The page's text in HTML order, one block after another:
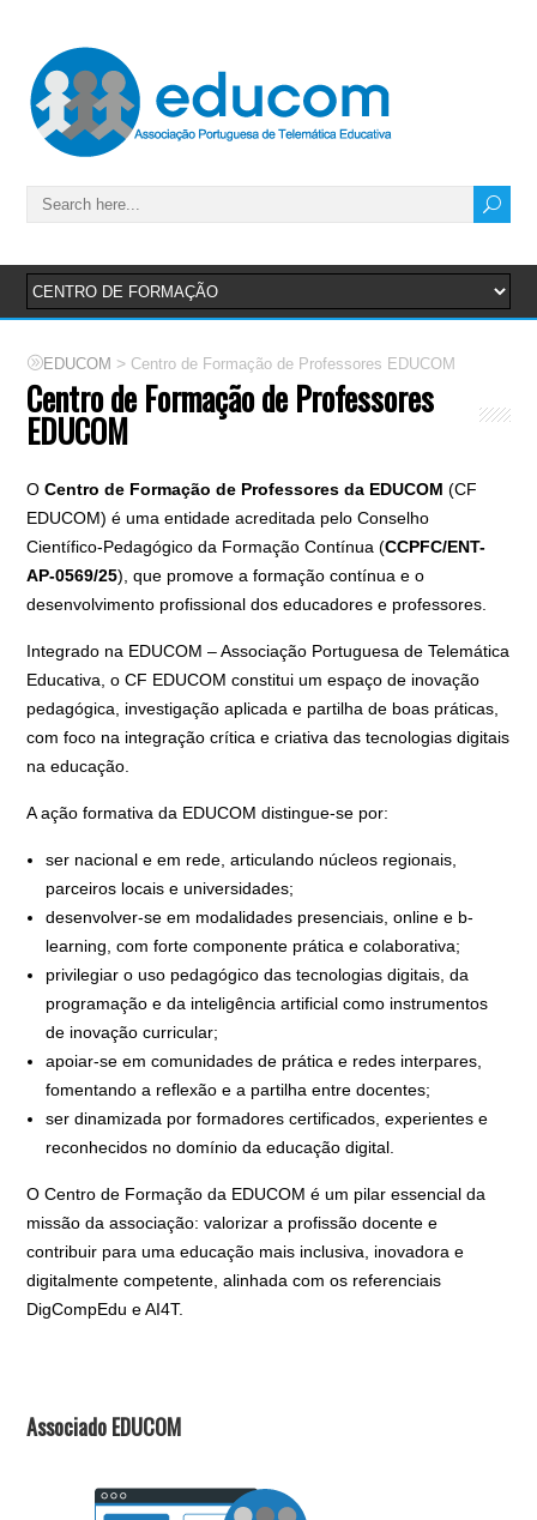
EDUCOM > Centro de Formação de Professores EDUCOM
Centro de Formação de Professores
EDUCOM
OCentro de Formação de Professores da EDUCOM (CF
EDUCOM) é uma entidade acreditada pelo Conselho
Científico-Pedagógico da Formação Contínua (CCPFC/ENT-
AP-0569/25), que promove a formação contínua e o
desenvolvimento profissional dos educadores e professores.
Integrado na EDUCOM – Associação Portuguesa de Telemática
Educativa, o CF EDUCOM constitui um espaço de inovação
pedagógica, investigação aplicada e partilha de boas práticas,
com foco na integração crítica e criativa das tecnologias digitais
na educação.
A ação formativa da EDUCOM distingue-se por:
ser nacional e em rede, articulando núcleos regionais,
parceiros locais e universidades;
desenvolver-se em modalidades presenciais, online e b-
learning, com forte componente prática e colaborativa;
privilegiar o uso pedagógico das tecnologias digitais, da
programação e da inteligência artificial como instrumentos
de inovação curricular;
apoiar-se em comunidades de prática e redes interpares,
fomentando a reflexão e a partilha entre docentes;
ser dinamizada por formadores certificados, experientes e
reconhecidos no domínio da educação digital.
O Centro de Formação da EDUCOM é um pilar essencial da
missão da associação: valorizar a profissão docente e
contribuir para uma educação mais inclusiva, inovadora e
digitalmente competente, alinhada com os referenciais
DigCompEdu e AI4T.
Associado EDUCOM